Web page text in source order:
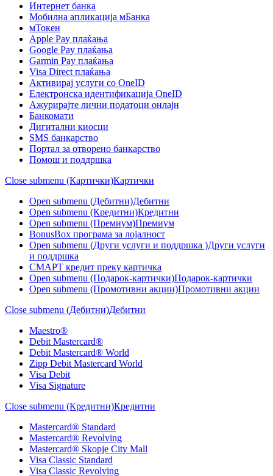
Интернет банка
Мобилна апликација мБанка
мТокен
Apple Pay плаќања
Google Pay плаќања
Garmin Pay плаќања
Visa Direct плаќања
Активирај услуги со OneID
Електронска идентификација OneID
Ажурирајте лични податоци онлајн
Банкомати
Дигитални киосци
SMS банкарство
Портал за отворeно банкарство
Помош и поддршка
Close submenu (Картички)Картички
Open submenu (Дебитни)Дебитни
Open submenu (Кредитни)Кредитни
Open submenu (Премиум)Премиум
BonusBox програма за лојалност
Open submenu (Други услуги и поддршка )Други услуги
и поддршка
СМАРТ кредит преку картичка
Open submenu (Подарок-картички)Подарок-картички
Open submenu (Промотивни акции)Промотивни акции
Close submenu (Дебитни)Дебитни
Maestro®
Debit Mastercard®
Debit Mastercard® World
Zipp Debit Mastercard World
Visa Debit
Visa Signature
Close submenu (Кредитни)Кредитни
Mastercard® Standard
Mastercard® Revolving
Mastercard® Skopje City Mall
Visa Classic Standard
Visa Classic Revolving